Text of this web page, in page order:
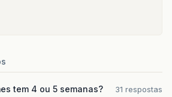
tem 4 ou 5 semanas?
31 respostas